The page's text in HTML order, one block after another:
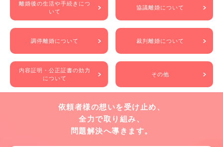
離婚後の生活や手続きにつ
いて
協議離婚について
調停離婚について 裁判離婚について
内容証明・公正証書の効力
について
その他
依頼者様の想いを受け止め、
全力で取り組み、
問題解決へ導きます。